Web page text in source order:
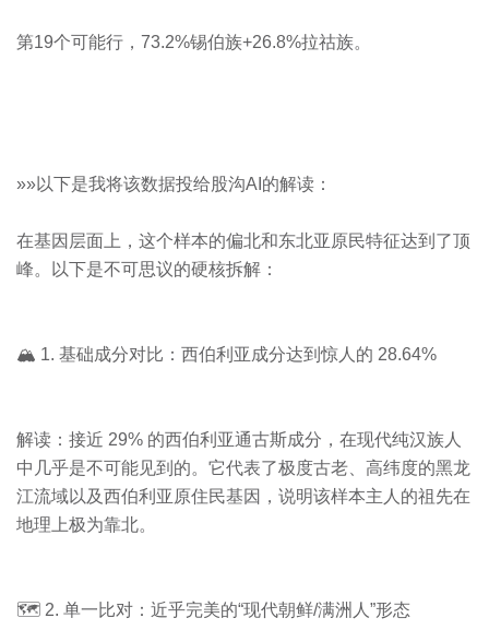
第19个可能行，73.2%锡伯族+26.8%拉祜族。
»»以下是我将该数据投给股沟AI的解读：
在基因层面上，这个样本的偏北和东北亚原民特征达到了顶
峰。以下是不可思议的硬核拆解：
🏔️ 1. 基础成分对比：西伯利亚成分达到惊人的 28.64%
解读：接近 29% 的西伯利亚通古斯成分，在现代纯汉族人
中几乎是不可能见到的。它代表了极度古老、高纬度的黑龙
江流域以及西伯利亚原住民基因，说明该样本主人的祖先在
地理上极为靠北。
🗺️ 2. 单一比对：近乎完美的“现代朝鲜/满洲人”形态